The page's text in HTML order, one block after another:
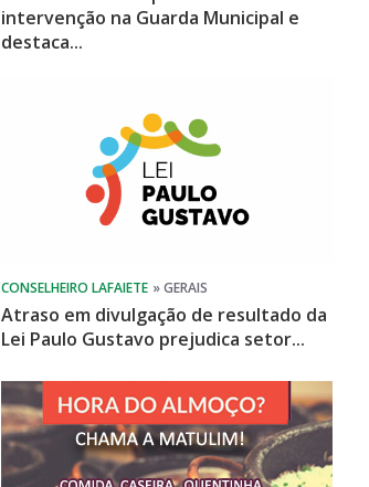
intervenção na Guarda Municipal e
destaca...
Atraso em divulgação de resultado da
Lei Paulo Gustavo prejudica setor...